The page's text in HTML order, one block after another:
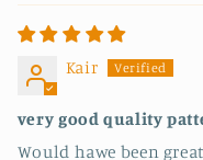
Kair
very good quality
Would hawe been